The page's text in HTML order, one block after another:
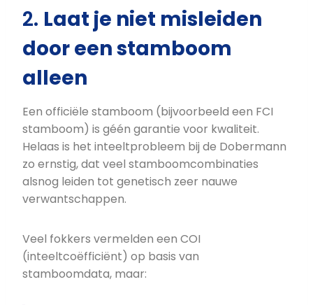
2. Laat je niet misleiden
door een stamboom
alleen
Een officiële stamboom (bijvoorbeeld een FCI
stamboom) is géén garantie voor kwaliteit.
Helaas is het inteeltprobleem bij de Dobermann
zo ernstig, dat veel stamboomcombinaties
alsnog leiden tot genetisch zeer nauwe
verwantschappen.
Veel fokkers vermelden een COI
(inteeltcoëfficiënt) op basis van
stamboomdata, maar: